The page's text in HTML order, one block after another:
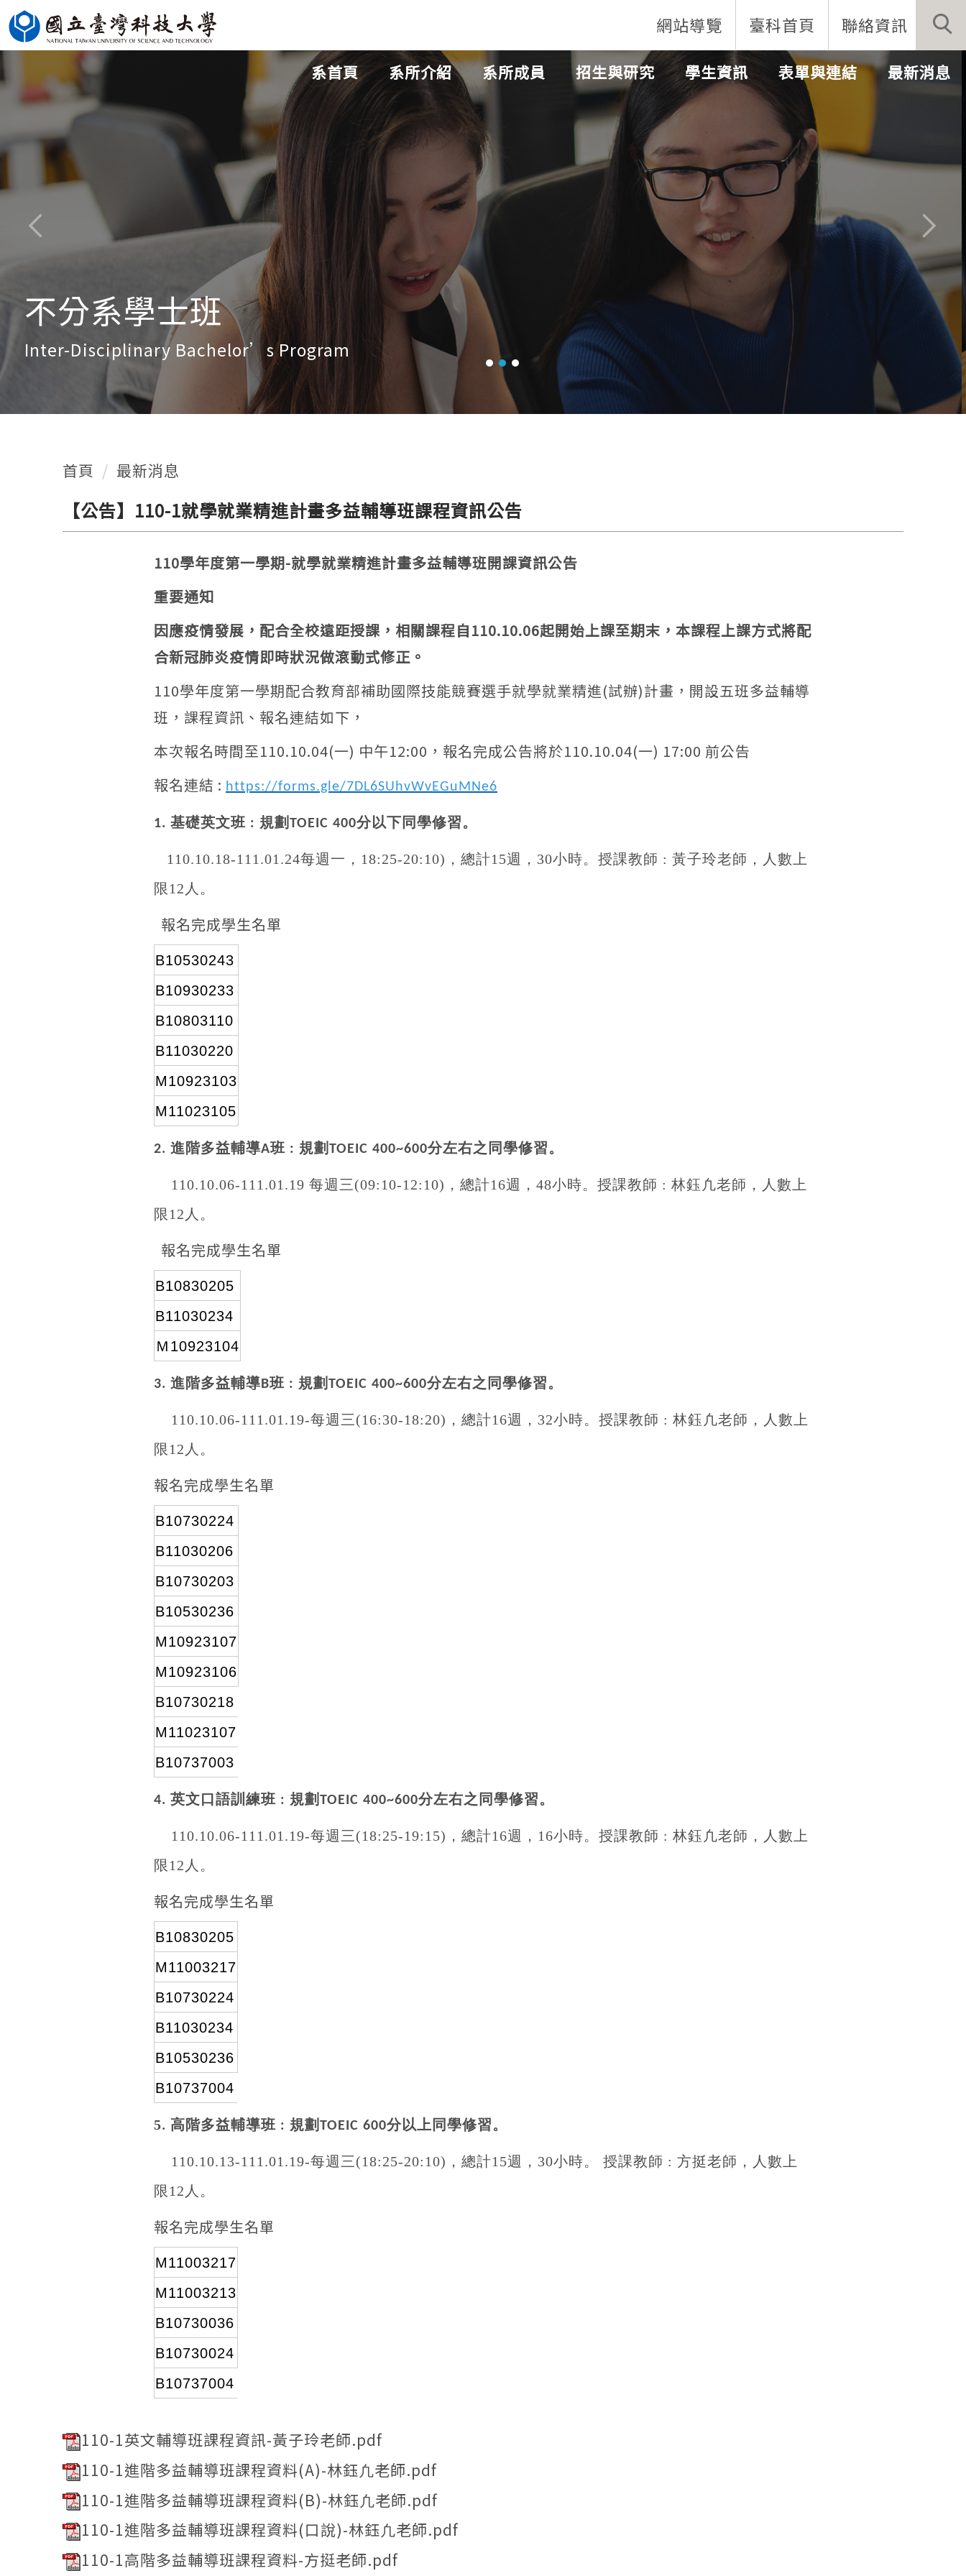
跳
到
要
內
區
網站導覽 臺科首頁 聯絡資訊
系首頁 系所介紹 系所成員 招生與研究 學生資訊 表單與連結 最新消息
不分系學士班
Inter-Disciplinary Bachelor’s Program
首頁 最新消息
【公告】110-1就學就業精進計畫多益輔導班課程資訊公告
110學年度第一學期-就學就業精進計畫多益輔導班開課資訊公告
重要通知
因應疫情發展，配合全校遠距授課，相關課程自110.10.06起開始上課至期末，本課程上課方式將配
合新冠肺炎疫情即時狀況做滾動式修正。
110學年度第一學期配合教育部補助國際技能競賽選手就學就業精進(試辦)計畫，開設五班多益輔導
班，課程資訊、報名連結如下，
本次報名時間至110.10.04(一) 中午12:00，報名完成公告將於110.10.04(一) 17:00 前公告
報名連結 : https://forms.gle/7DL6SUhvWvEGuMNe6
1. 基礎英文班 : 規劃 TOEIC 400分以下同學修習。
110.10.18-111.01.24每週一， 18:25-20:10) ，總計15週， 30小時。授課教師 : 黃子玲老師，人數上
限 12 人。
報名完成學生名單
B10530243
B10930233
B10803110
B11030220
M10923103
M11023105
2. 進階多益輔導A班 : 規劃 TOEIC 400~600分左右之同學修習。
110.10.06-111.01.19 每週三(09:10-12:10) ，總計16週， 48小時。授課教師 : 林鈺凢老師，人數上
限 12 人。
報名完成學生名單
B10830205
B11030234
Ｍ10923104
3. 進階多益輔導B班 : 規劃 TOEIC 400~600分左右之同學修習。
110.10.06-111.01.19-每週三(16:30-18:20) ，總計16週， 32小時。授課教師 : 林鈺凢老師，人數上
限 12 人。
報名完成學生名單
B10730224
B11030206
B10730203
B10530236
M10923107
M10923106
B10730218
M11023107
B10737003
4. 英文口語訓練班 : 規劃 TOEIC 400~600分左右之同學修習。
110.10.06-111.01.19-每週三(18:25-19:15) ，總計16週， 16小時。授課教師 : 林鈺凢老師，人數上
限 12 人。
報名完成學生名單
B10830205
M11003217
B10730224
B11030234
B10530236
B10737004
5. 高階多益輔導班 : 規劃 TOEIC 600分以上同學修習。
110.10.13-111.01.19-每週三(18:25-20:10) ，總計15週， 30小時。 授課教師 : 方挺老師，人數上
限 12 人。
報名完成學生名單
M11003217
M11003213
B10730036
B10730024
B10737004
110-1英文輔導班課程資訊-黃子玲老師.pdf
110-1進階多益輔導班課程資料(A)-林鈺凢老師.pdf
110-1進階多益輔導班課程資料(B)-林鈺凢老師.pdf
110-1進階多益輔導班課程資料(口說)-林鈺凢老師.pdf
110-1高階多益輔導班課程資料-方挺老師.pdf